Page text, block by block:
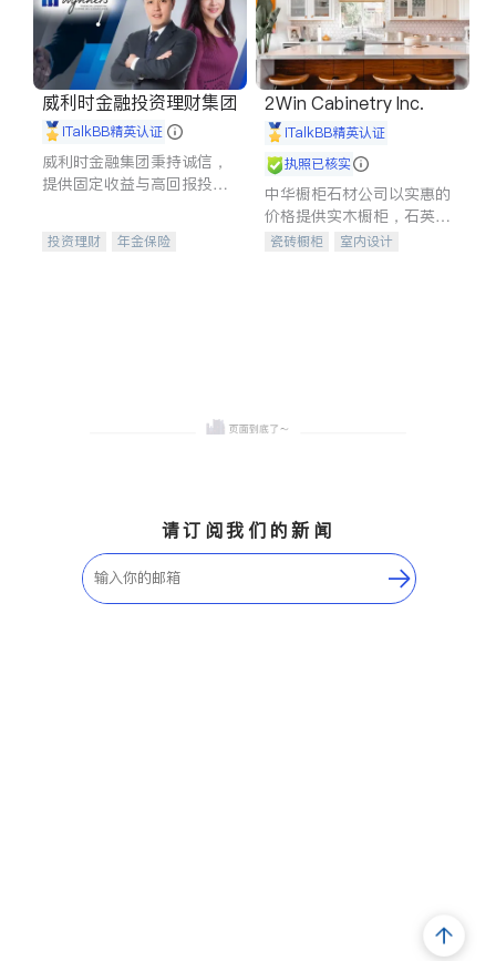
威利时金融投资理财集团
iTalkBB精英认证
威利时金融集团秉持诚信，
提供固定收益与高回报投资
合，助力客户实现目标
投资理财
年金保险
2Win Cabinetry Inc.
iTalkBB精英认证
执照已核实
中华橱柜石材公司以实惠的
价格提供实木橱柜，石英石
台面，多种优质不锈钢水
瓷砖橱柜
室内设计
请订阅我们的新闻